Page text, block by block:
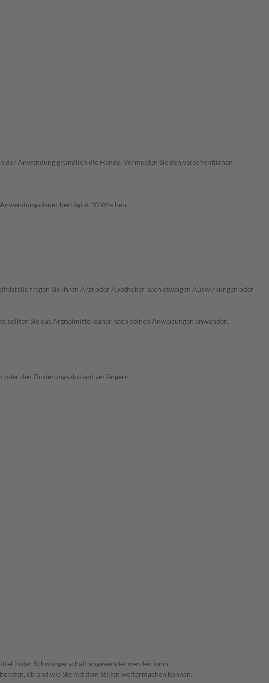
der Anwendung gründlich die Hände. Vermeiden Sie den versehentlichen
beträgt 4-10 Wochen.
fragen Sie Ihren Arzt oder Apotheker nach etwaigen Auswirkungen oder
Sie das Arzneimittel daher nach seinen Anweisungen anwenden.
den Dosierungsabstand verlängern.
in der Schwangerschaft angewendet werden kann.
ob und wie Sie mit dem Stillen weitermachen können.